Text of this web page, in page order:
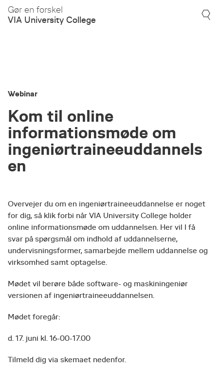
Gør en forskel
VIA University College
Webinar
Kom til online
informationsmøde om
ingeniørtraineeuddannels
en
Overvejer du om en ingeniørtraineeuddannelse er noget
for dig, så klik forbi når VIA University College holder
online informationsmøde om uddannelsen. Her vil I få
svar på spørgsmål om indhold af uddannelserne,
undervisningsformer, samarbejde mellem uddannelse og
virksomhed samt optagelse.
Mødet vil berøre både software- og maskiningeniør
versionen af ingeniørtraineeuddannelsen.
Mødet foregår:
d. 17. juni kl. 16-00-17.00
Tilmeld dig via skemaet nedenfor.